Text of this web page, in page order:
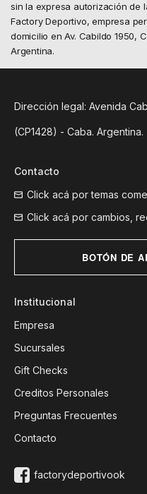
sin la expresa autorización de
Factory Deportivo, empresa
domicilio en Av. Cabildo 1950,
Argentina.
Dirección legal: Avenida
(CP1428) - Caba. Argentina.
Institucional
Empresa
Sucursales
Gift Checks
Creditos Personales
Preguntas Frecuentes
Contacto
Contacto
Click acá por temas
Click acá por cambios,
BOTÓN DE
factorydeportivook